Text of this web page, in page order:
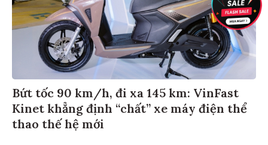
Bứt tốc 90 km/h, đi xa 145 km: VinFast
Kinet khẳng định “chất” xe máy điện thể
thao thế hệ mới